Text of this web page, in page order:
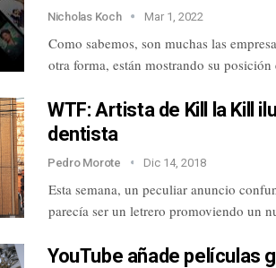
Nicholas Koch Mar 1, 2022
Como sabemos, son muchas las
otra forma, están mostrando su
WTF: Artista de Kill la Kill
dentista
Pedro Morote Dic 14, 2018
Esta semana, un peculiar anuncio
parecía ser un letrero promoviendo un
YouTube añade películas